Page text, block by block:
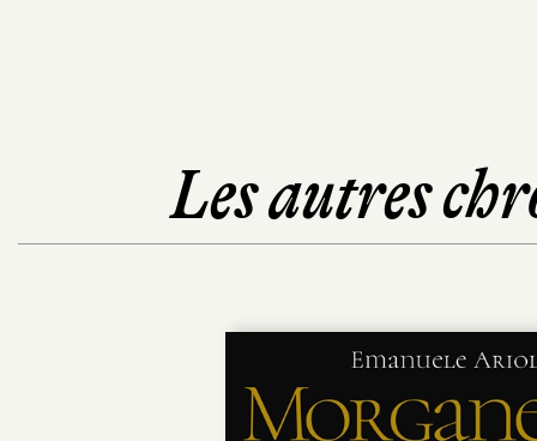
Les autres